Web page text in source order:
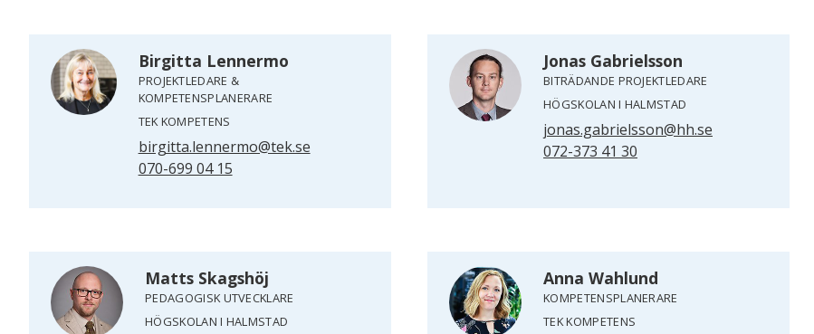
Birgitta Lennermo
PROJEKTLEDARE &
KOMPETENSPLANERARE
TEK KOMPETENS
birgitta.lennermo@tek.se
070-699 04 15
Jonas Gabrielsson
BITRÄDANDE PROJEKTLEDARE
HÖGSKOLAN I HALMSTAD
jonas.gabrielsson@hh.se
072-373 41 30
Matts Skagshöj
PEDAGOGISK UTVECKLARE
HÖGSKOLAN I HALMSTAD
Anna Wahlund
KOMPETENSPLANERARE
TEK KOMPETENS